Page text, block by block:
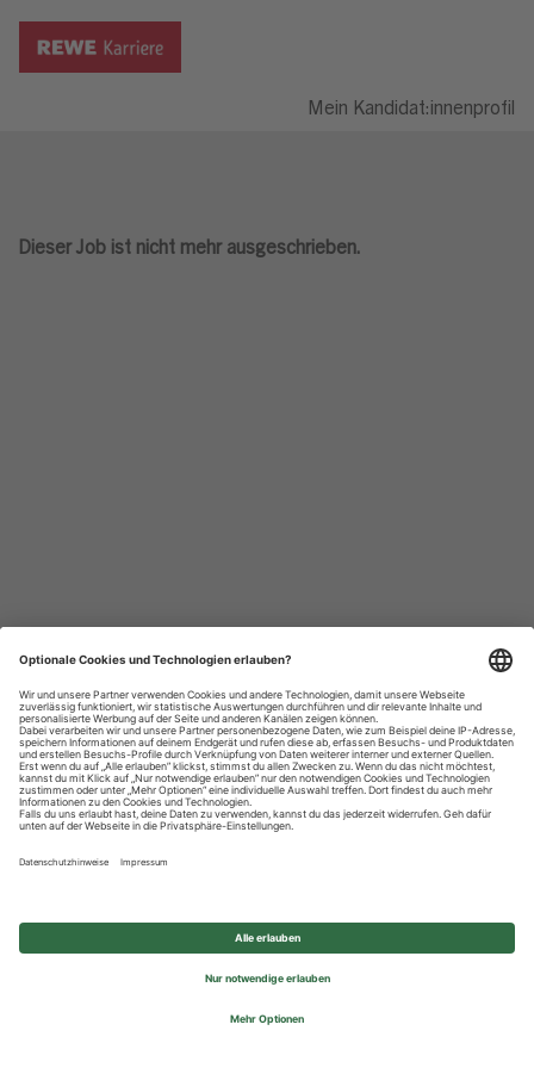
Mein Kandidat:innenprofil
Dieser Job ist nicht mehr ausgeschrieben.
Datenschutzhinweise
Impressum
Privatsphäre-Einstellungen
© 2026 REWE Group - All rights reserved